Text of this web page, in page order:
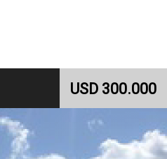
USD 300.000